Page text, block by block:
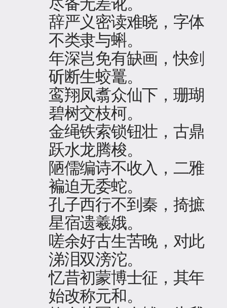
辞严义密读难晓，字体
不类隶与蝌。
年深岂免有缺画，快剑
斫断生蛟鼍。
鸾翔凤翥众仙下，珊瑚
碧树交枝柯。
金绳铁索锁钮壮，古鼎
跃水龙腾梭。
陋儒编诗不收入，二雅
褊迫无委蛇。
孔子西行不到秦，掎摭
星宿遗羲娥。
嗟余好古生苦晚，对此
涕泪双滂沱。
忆昔初蒙博士征，其年
始改称元和。